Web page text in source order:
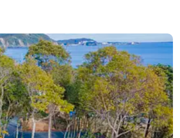
マリーナです。 航海の気分高まる
らは想像できないほど広く、くつろぎの空
完備で快適にお過ごしいただけます。甲板の
上げれば...